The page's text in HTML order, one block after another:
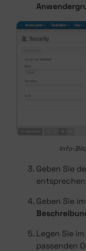
Info-
Geben Sie
Geben Sie
Legen Sie
passenden